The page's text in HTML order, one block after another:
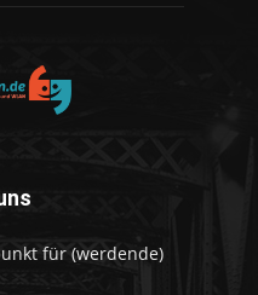
für (werdende)